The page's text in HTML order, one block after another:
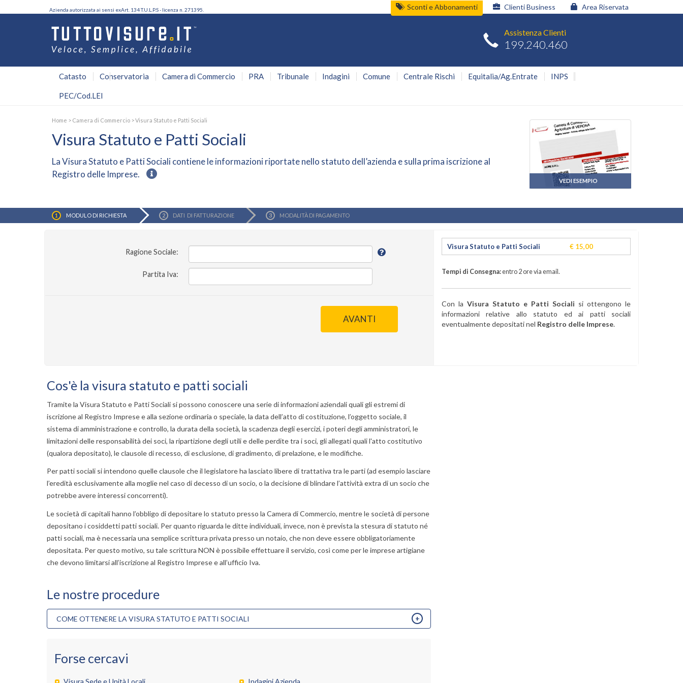
Assistenza Clienti
199.240.460
Azienda autorizzata ai sensi exArt. 134 T.U.L.P.S - licenza n. 271395. Area Riservata
Clienti Business
Sconti e Abbonamenti
Catasto Conservatoria Camera di Commercio PRA Tribunale Indagini Comune Centrale Rischi Equitalia/Ag.Entrate INPS
PEC/Cod.LEI
VEDI ESEMPIO
Home > Camera di Commercio >Visura Statuto e Patti Sociali
Visura Statuto e Patti Sociali
LaVisura Statuto e Patti Socialicontiene le informazioni riportate nello statuto dell’azienda e sulla prima iscrizione al
Registro delle Imprese.
MODULO DI RICHIESTA DATI DI FATTURAZIONE MODALITÀ DI PAGAMENTO
Ragione Sociale:
Partita Iva:
AVANTI
Visura Statuto e Patti Sociali € 15,00
Tempi di Consegna:entro 2 ore via email.
Con la Visura Statuto e Patti Sociali si ottengono le
informazioni relative allo statuto ed ai patti sociali
eventualmente depositati nel Registro delle Imprese.
Cos'è la visura statuto e patti sociali
Tramite la Visura Statuto e Patti Sociali si possono conoscere una serie di informazioni aziendali quali gli estremi di
iscrizione al Registro Impresee alla sezione ordinaria o speciale, la data dell’atto di costituzione, l’oggetto sociale, il
sistema di amministrazione e controllo, la durata della società, la scadenza degli esercizi, i poteri degli amministratori, le
limitazioni delle responsabilità dei soci, la ripartizione degli utili e delle perdite tra i soci, gli allegati quali l'atto costitutivo
(qualora depositato), le clausole di recesso, di esclusione, di gradimento, di prelazione, e le modifiche.
Perpatti sociali si intendono quelle clausole che il legislatore ha lasciato libere di trattativa tra le parti (ad esempio lasciare
l’eredità esclusivamente alla moglie nel caso di decesso di un socio, o la decisione di blindare l’attività extra di un socio che
potrebbe avere interessi concorrenti).
Le società di capitalihanno l’obbligo di depositare lo statuto presso la Camera di Commercio, mentre le società di persone
depositano i cosiddettipatti sociali. Per quanto riguarda leditte individuali, invece, non è prevista la stesura di statuto né
patti sociali, ma è necessaria una semplice scrittura privata presso un notaio, che non deve essere obbligatoriamente
depositata. Per questo motivo, su tale scrittura NON è possibile effettuare il servizio, così come per le imprese artigiane
che devono limitarsi all’iscrizione al Registro Impresee all’ufficio Iva.
Le nostre procedure
COME OTTENERE LA VISURA STATUTO E PATTI SOCIALI
Forse cercavi
Visura Sede e Unità Locali
Indagini Azienda